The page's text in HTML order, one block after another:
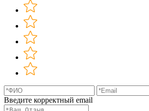
Введите корректный email